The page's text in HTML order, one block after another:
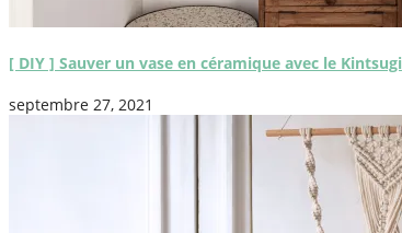
[ DIY ] Sauver un vase en céramique avec le Kintsugi
septembre 27, 2021